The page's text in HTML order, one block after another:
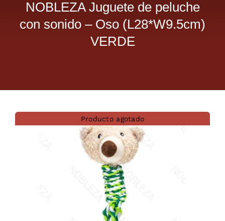
Antiparasitarios
NOBLEZA Juguete de peluche
con sonido – Oso (L28*W9.5cm)
VERDE
Producto agotado